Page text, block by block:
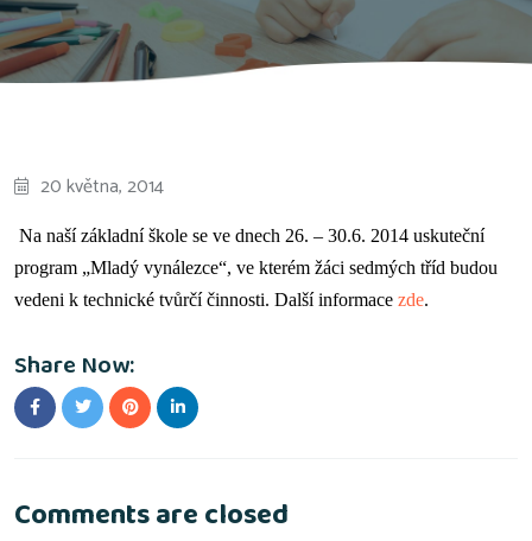
20 května, 2014
Na naší základní škole se ve dnech 26. – 30.6. 2014 uskuteční
program „Mladý vynálezce“, ve kterém žáci sedmých tříd budou
vedeni k technické tvůrčí činnosti. Další informace zde.
Share Now:
Comments are closed